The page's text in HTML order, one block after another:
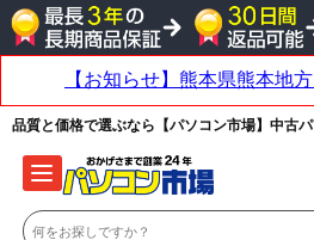
品質と価格で選ぶなら【パソコン市場】中古パ